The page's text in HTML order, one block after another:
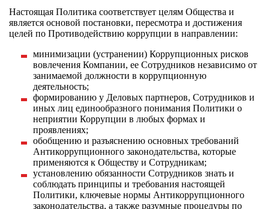
Настоящая Политика соответствует целям Общества и
является основой постановки, пересмотра и достижения
целей по Противодействию коррупции в направлении:
минимизации (устранении) Коррупционных рисков
вовлечения Компании, ее Сотрудников независимо от
занимаемой должности в коррупционную
деятельность;
формированию у Деловых партнеров, Сотрудников и
иных лиц единообразного понимания Политики о
неприятии Коррупции в любых формах и
проявлениях;
обобщению и разъяснению основных требований
Антикоррупционного законодательства, которые
применяются к Обществу и Сотрудникам;
установлению обязанности Сотрудников знать и
соблюдать принципы и требования настоящей
Политики, ключевые нормы Антикоррупционного
законодательства, а также разумные процедуры по